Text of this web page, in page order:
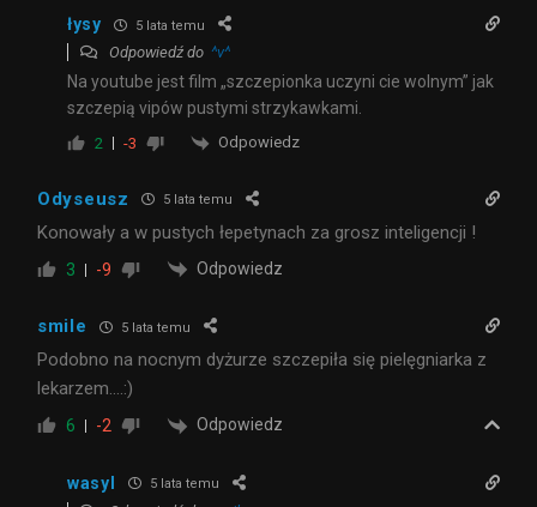
łysy 5 lata temu
Odpowiedź do ^v^
Na youtube jest film „szczepionka uczyni cie wolnym” jak
szczepią vipów pustymi strzykawkami.
2 -3 Odpowiedz
Odyseusz 5 lata temu
Konowały a w pustych łepetynach za grosz inteligencji !
3 -9 Odpowiedz
smile 5 lata temu
Podobno na nocnym dyżurze szczepiła się pielęgniarka z
lekarzem….:)
6 -2 Odpowiedz
wasyl 5 lata temu